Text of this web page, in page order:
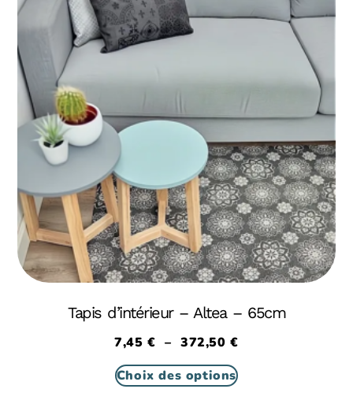
Tapis d’intérieur – Altea – 65cm
7,45€ – 372,50€
Choix des options